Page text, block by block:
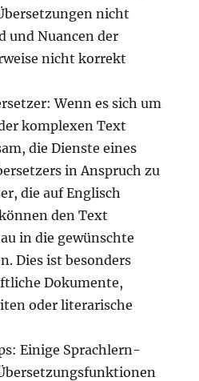
nicht
und Nuancen der
nicht korrekt
Wenn es sich um
komplexen Text
die Dienste eines
in Anspruch zu
die auf Englisch
den Text
in die gewünschte
Dies ist besonders
Dokumente,
oder literarische
Einige Sprachlern-